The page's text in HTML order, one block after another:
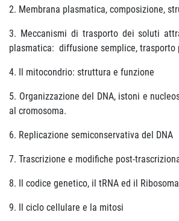
2. Membrana plasmatica, composizione,
3. Meccanismi di trasporto dei soluti
plasmatica: diffusione semplice, trasporto
4. Il mitocondrio: struttura e funzione
5. Organizzazione del DNA, istoni e
al cromosoma.
6. Replicazione semiconservativa del DNA
7. Trascrizione e modifiche post-
8. Il codice genetico, il tRNA ed il
9. Il ciclo cellulare e la mitosi